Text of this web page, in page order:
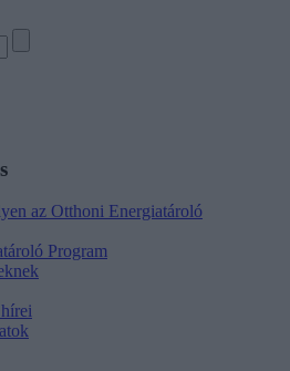
az Otthoni Energiatároló
Program